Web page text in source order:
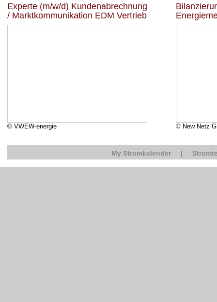
Experte (m/w/d) Kundenabrechnung
/ Marktkommunikation EDM Vertrieb
© VWEW-energie © New Netz
My Stromkalender |